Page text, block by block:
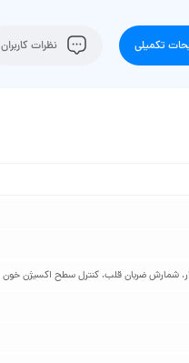
تکمیلی نظرات کاربران
شمارش ضربان قلب، کنترل سطح اکسیژن خون